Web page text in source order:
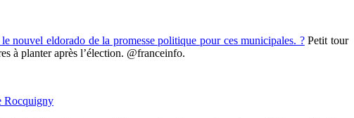
nouvel eldorado de la promesse politique pour ces municipales. ?Petit tour
à planter après l’élection. @franceinfo.
Rocquigny